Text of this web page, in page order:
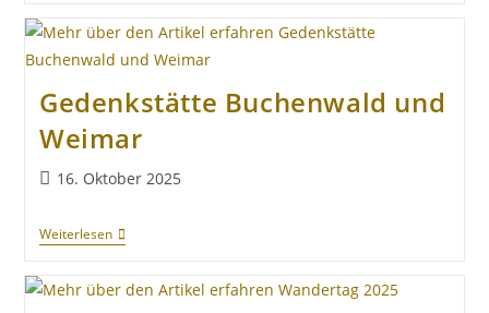
Gedenkstätte Buchenwald und
Weimar
16. Oktober 2025
Weiterlesen